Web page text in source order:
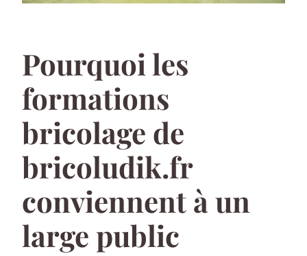
Pourquoi les
formations
bricolage de
bricoludik.fr
conviennent à un
large public